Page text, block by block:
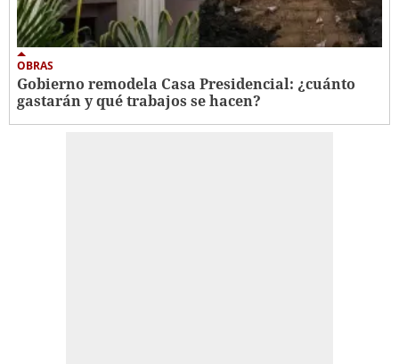
OBRAS
Gobierno remodela Casa Presidencial: ¿cuánto
gastarán y qué trabajos se hacen?